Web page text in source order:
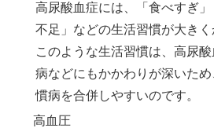
高尿酸血症には、「食べすぎ
不足」などの生活習慣が大きく
このような生活習慣は、高尿
病などにもかかわりが深いた
慣病を合併しやすいのです。
高血圧